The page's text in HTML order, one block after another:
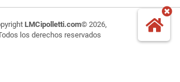
LMCipolletti.com© 2026,
los derechos reservados